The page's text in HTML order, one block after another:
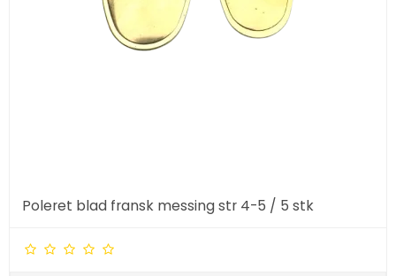
Poleret blad fransk messing str 4-5 / 5 stk